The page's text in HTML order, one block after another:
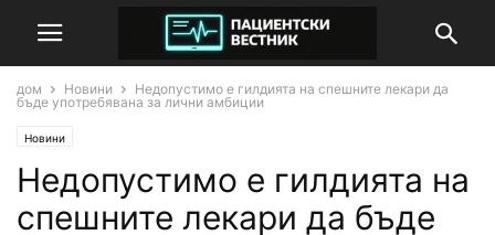
дом Новини
Недопустимо е гилдията на спешните лекари да
бъде употребявана за лични амбиции
Новини
Недопустимо е гилдията на
спешните лекари да бъде